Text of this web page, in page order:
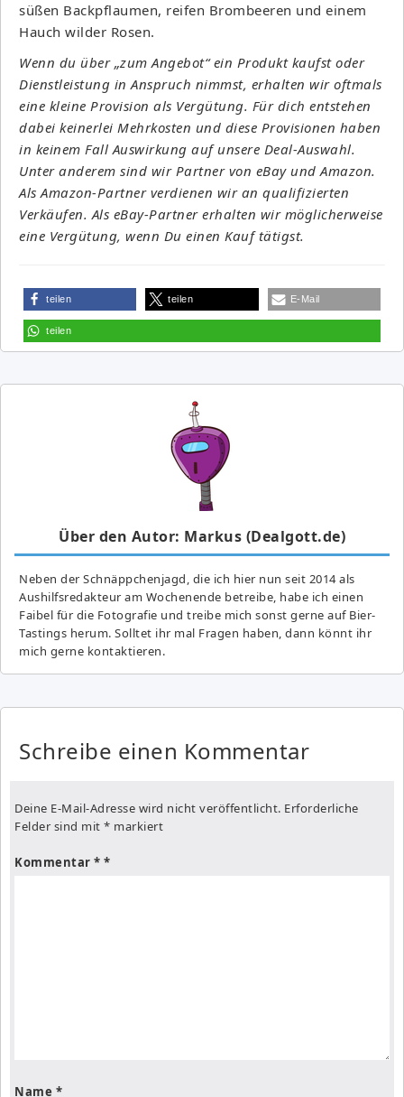
süßen Backpflaumen, reifen Brombeeren und einem
Hauch wilder Rosen.
Wenn du über „zum Angebot“ ein Produkt kaufst oder
Dienstleistung in Anspruch nimmst, erhalten wir oftmals
eine kleine Provision als Vergütung. Für dich entstehen
dabei keinerlei Mehrkosten und diese Provisionen haben
in keinem Fall Auswirkung auf unsere Deal-Auswahl.
Unter anderem sind wir Partner von eBay und Amazon.
Als Amazon-Partner verdienen wir an qualifizierten
Verkäufen. Als eBay-Partner erhalten wir möglicherweise
eine Vergütung, wenn Du einen Kauf tätigst.
teilen teilen E-Mail
teilen
Über den Autor: Markus (Dealgott.de)
Neben der Schnäppchenjagd, die ich hier nun seit 2014 als
Aushilfsredakteur am Wochenende betreibe, habe ich einen
Faibel für die Fotografie und treibe mich sonst gerne auf Bier-
Tastings herum. Solltet ihr mal Fragen haben, dann könnt ihr
mich gerne kontaktieren.
Schreibe einen Kommentar
Deine E-Mail-Adresse wird nicht veröffentlicht. Erforderliche
Felder sind mit * markiert
Kommentar *
Name *